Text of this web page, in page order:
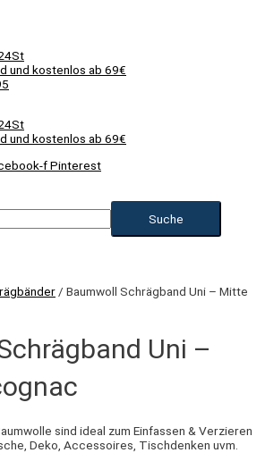
und kostenlos ab 69€
und kostenlos ab 69€
fPinterest
/ Baumwoll Schrägband Uni – Mitte
Uni –
sind ideal zum Einfassen & Verzieren
Deko, Accessoires, Tischdenken uvm.